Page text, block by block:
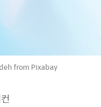
from Pixabay